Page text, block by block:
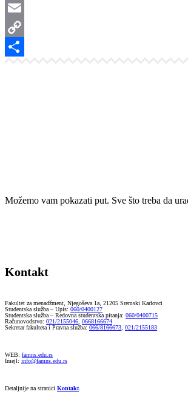
WhatsApp
Email
Copy
Možemo vam pokazati put. Sve što treba da
Kontakt
Fakultet za menadžment, Njegoševa 1a, 21205 Sremski Karlovci
Studentska služba – Upis: 060/0400127
Studentska služba – Redovna studentska pitanja: 060/0400715
Računovodstvo: 021/2155046 0668166674
Sekretar fakulteta i Pravna služba: 066/8166673 021/2155183
WEB: famns.edu.rs
Imejl: info@famns.edu.rs
Detaljnije na stranici Kontakt